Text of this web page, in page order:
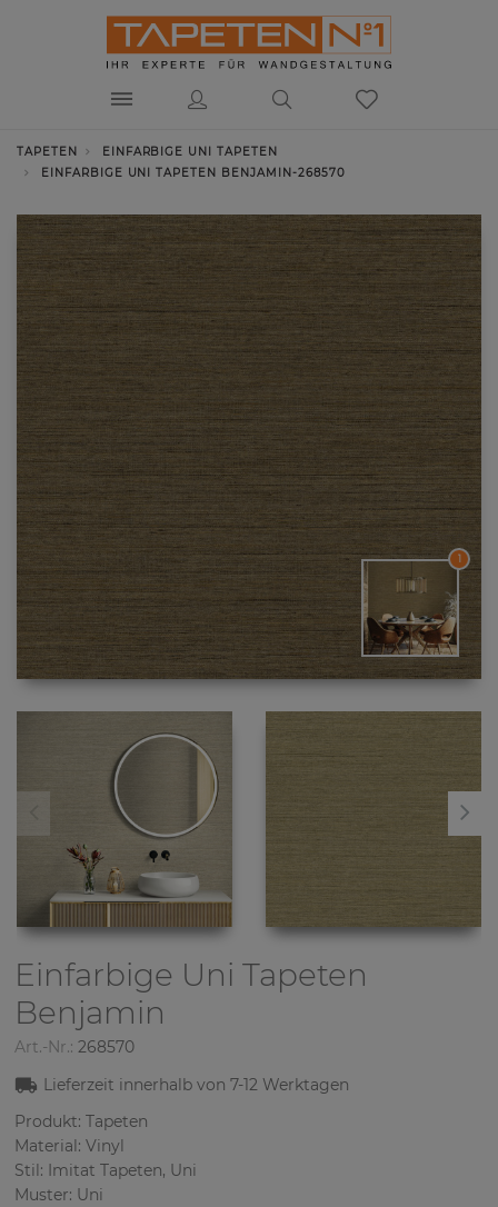
TAPETEN
EINFARBIGE UNI TAPETEN
EINFARBIGE UNI TAPETEN BENJAMIN-268570
1
Einfarbige Uni Tapeten
Benjamin
Art.-Nr.: 268570
Lieferzeit innerhalb von7-12 Werktagen
Produkt: Tapeten
Material: Vinyl
Stil: Imitat Tapeten, Uni
Muster: Uni